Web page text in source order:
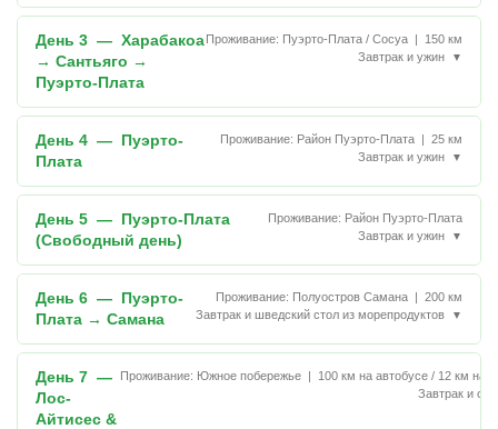
День 3 — Харабакоа
→ Сантьяго →
Пуэрто-Плата
Проживание: Пуэрто-Плата / Сосуа | 150 км
Завтрак и ужин
▼
День 4 — Пуэрто-
Плата
Проживание: Район Пуэрто-Плата | 25 км
Завтрак и ужин
▼
День 5 — Пуэрто-Плата
(Свободный день)
Проживание: Район Пуэрто-Плата
Завтрак и ужин
▼
День 6 — Пуэрто-
Плата → Самана
Проживание: Полуостров Самана | 200 км
Завтрак и шведский стол из морепродуктов
▼
День 7 —
Лос-
Айтисес &
Проживание: Южное побережье | 100 км на автобусе / 12 км на
Завтрак и